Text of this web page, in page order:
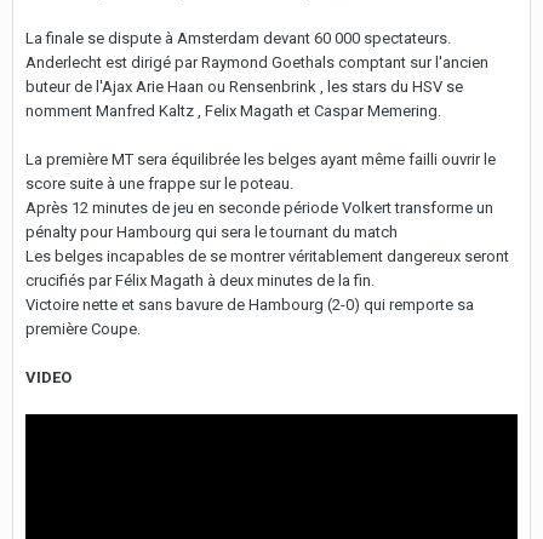
La finale se dispute à Amsterdam devant 60 000 spectateurs.
Anderlecht est dirigé par Raymond Goethals comptant sur l'ancien
buteur de l'Ajax Arie Haan ou Rensenbrink , les stars du HSV se
nomment Manfred Kaltz , Felix Magath et Caspar Memering.
La première MT sera équilibrée les belges ayant même failli ouvrir le
score suite à une frappe sur le poteau.
Après 12 minutes de jeu en seconde période Volkert transforme un
pénalty pour Hambourg qui sera le tournant du match
Les belges incapables de se montrer véritablement dangereux seront
crucifiés par Félix Magath à deux minutes de la fin.
Victoire nette et sans bavure de Hambourg (2-0) qui remporte sa
première Coupe.
VIDEO